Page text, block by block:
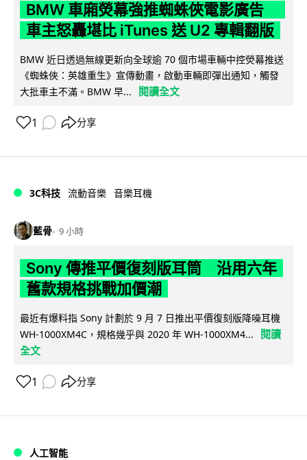
BMW 車廂熒幕強推蜘蛛俠電影廣告
車主怒轟堪比 iTunes 送 U2 專輯翻版
BMW 近日透過無線更新向全球逾 70 個市場車輛中控熒幕推送
《蜘蛛俠：英雄重生》宣傳動畫，啟動車輛即彈出通知，觸發
大批車主不滿。BMW 早...
閱讀全文
1 分享
3C科技 流動音樂 音樂耳機
藍骨 9 小時
Sony 傳推平價復刻版耳筒 沿用六年
舊款規格挑戰加價潮
最近有爆料指 Sony 計劃於 9 月 7 日推出平價復刻版降噪耳機
WH-1000XM4C，規格幾乎與 2020 年 WH-1000XM4...
閱讀
全文
1 分享
人工智能